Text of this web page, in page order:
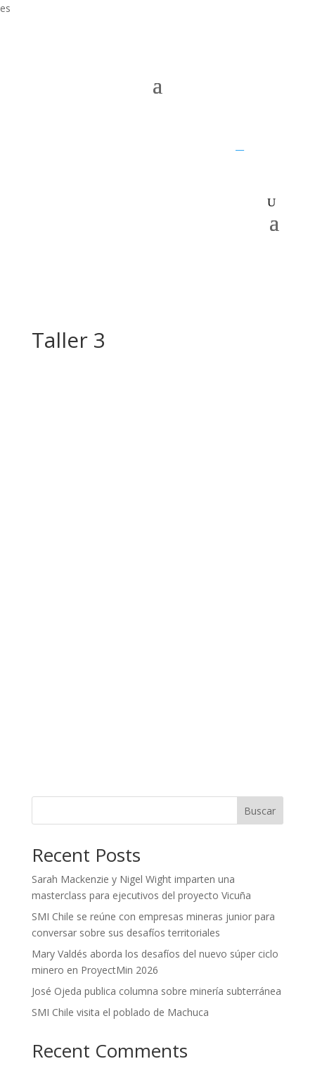
es
Taller 3
Buscar
Recent Posts
Sarah Mackenzie y Nigel Wight imparten una
masterclass para ejecutivos del proyecto Vicuña
SMI Chile se reúne con empresas mineras junior para
conversar sobre sus desafíos territoriales
Mary Valdés aborda los desafíos del nuevo súper ciclo
minero en ProyectMin 2026
José Ojeda publica columna sobre minería subterránea
SMI Chile visita el poblado de Machuca
Recent Comments